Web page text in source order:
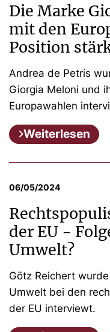
Die Marke
mit den
Position
Andrea de Petris
Giorgia Meloni und
Europawahlen
Weiterlesen
06/05/2024
der EU -
Umwelt?
Götz Reichert
Umwelt bei den
der EU interviewt.